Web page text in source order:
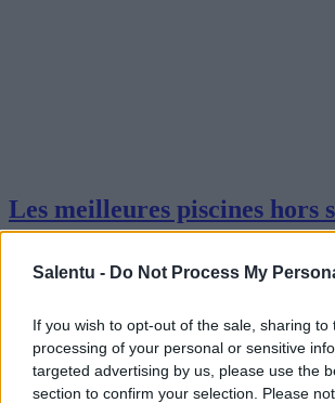
Salentu - Do Not Process My
If you wish to opt-out of the sale, sharing to
processing of your personal or sensitive
targeted advertising by us, please use the
section to confirm your selection. Please
Les meilleures piscines hors
fonctionnalités et des designs innovants
Cet article explore les caractéristiques